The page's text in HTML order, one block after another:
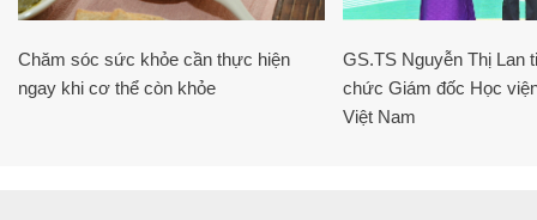
Chăm sóc sức khỏe cần thực hiện
ngay khi cơ thể còn khỏe
GS.TS Nguyễn Thị Lan
chức Giám đốc Học
Việt Nam